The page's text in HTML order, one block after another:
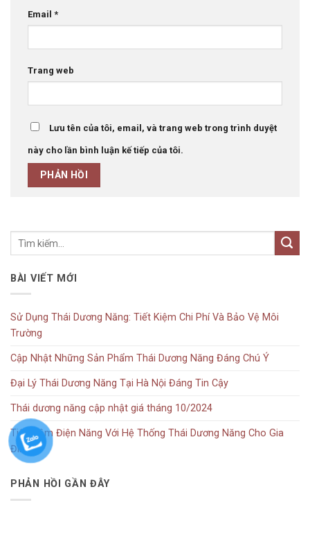
Email *
Trang web
Lưu tên của tôi, email, và trang web trong trình duyệt
này cho lần bình luận kế tiếp của tôi.
BÀI VIẾT MỚI
Sử Dụng Thái Dương Năng: Tiết Kiệm Chi Phí Và Bảo Vệ Môi
Trường
Cập Nhật Những Sản Phẩm Thái Dương Năng Đáng Chú Ý
Đại Lý Thái Dương Năng Tại Hà Nội Đáng Tin Cậy
Thái dương năng cập nhật giá tháng 10/2024
Tiết Kiệm Điện Năng Với Hệ Thống Thái Dương Năng Cho Gia
Đình
PHẢN HỒI GẦN ĐÂY